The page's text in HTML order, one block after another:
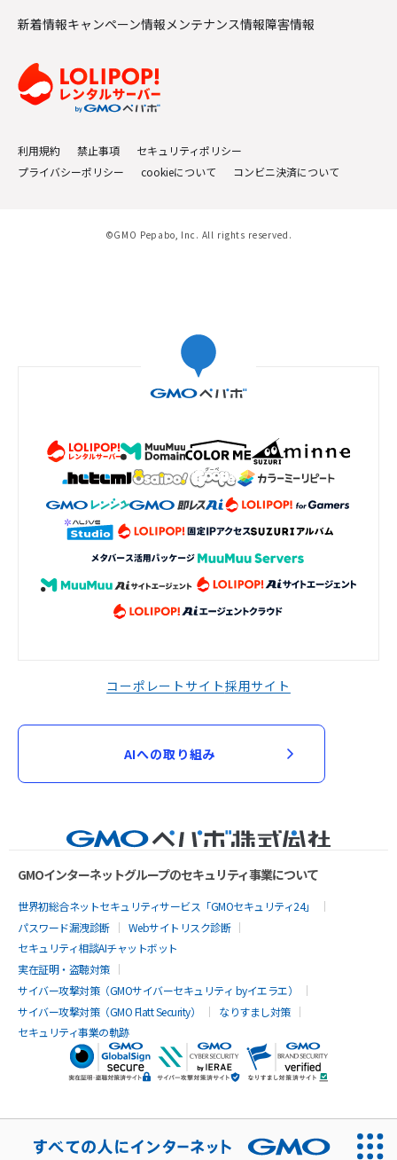
新着情報キャンペーン情報メンテナンス情報障害情報
利用規約 禁止事項
セキュリティポリシー
プライバシーポリシー
cookieについて コンビニ決済について
©GMO Pepabo, Inc. All rights reserved.
コーポレートサイト採用サイト
AIへの取り組み
GMOインターネットグループのセキュリティ事業について
世界初総合ネットセキュリティサービス「GMOセキュリティ24」
パスワード漏洩診断
Webサイトリスク診断
セキュリティ相談AIチャットボット
実在証明・盗聴対策
サイバー攻撃対策（GMOサイバーセキュリティ byイエラエ）
サイバー攻撃対策（GMO Flatt Security）
なりすまし対策
セキュリティ事業の軌跡